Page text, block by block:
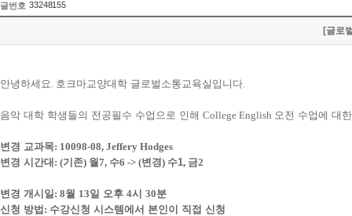
글번호 33248155
[글로
안녕하세요. 호크마교양대학 글로벌소통교육실입니다.
음악 대학 학생들의 전공필수 수업으로 인해 College English 오전 수업에 대
변경 교과목: 10098-08, Jeffery Hodges
변경 시간대 : (기존) 월 7, 수6 -> (변경) 수1, 금2
변경 개시일 : 8월 13일 오후 4시 30분
신청 방법 : 수강신청 시스템에서 본인이 직접 신청